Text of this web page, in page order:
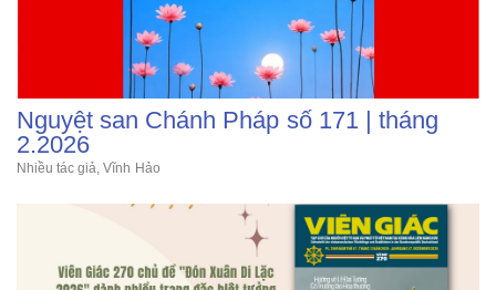
Nguyệt san Chánh Pháp số 171 | tháng
2.2026
Nhiều tác giả,Vĩnh Hảo